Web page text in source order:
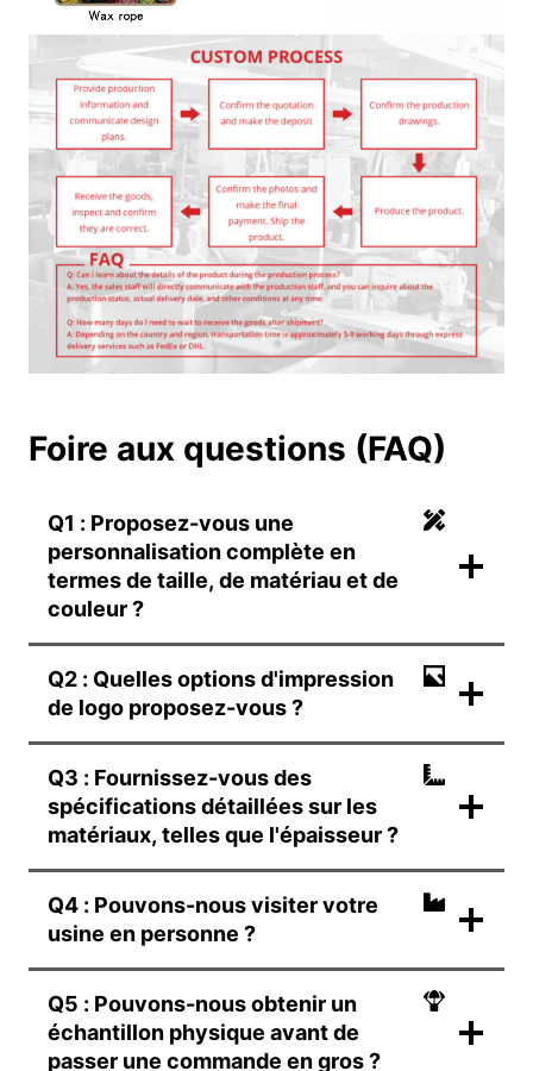
Foire aux questions (FAQ)
Q1 : Proposez-vous une
personnalisation complète en
termes de taille, de matériau et de
couleur ?
Q2 : Quelles options d'impression
de logo proposez-vous ?
Q3 : Fournissez-vous des
spécifications détaillées sur les
matériaux, telles que l'épaisseur ?
Q4 : Pouvons-nous visiter votre
usine en personne ?
Q5 : Pouvons-nous obtenir un
échantillon physique avant de
passer une commande en gros ?